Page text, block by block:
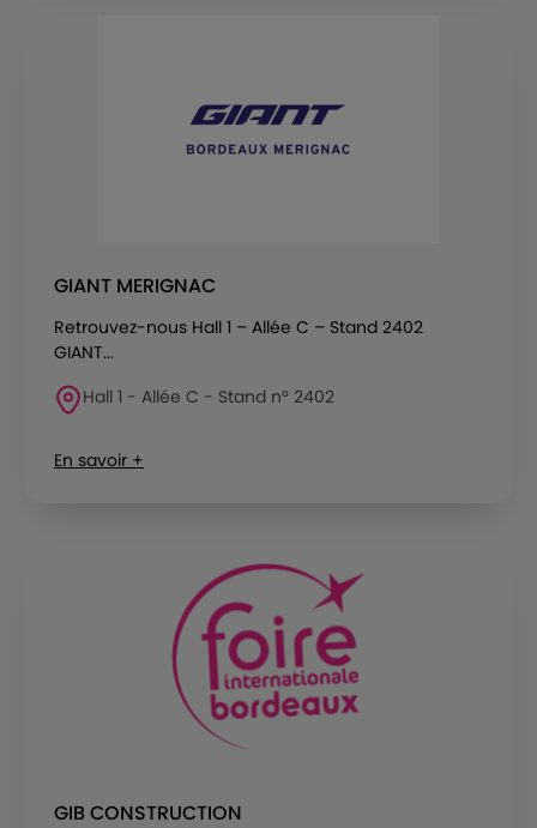
GIANT MERIGNAC
Retrouvez-nous Hall 1 – Allée C – Stand 2402
GIANT...
Hall 1 - Allée C - Stand n° 2402
En savoir +
GIB CONSTRUCTION